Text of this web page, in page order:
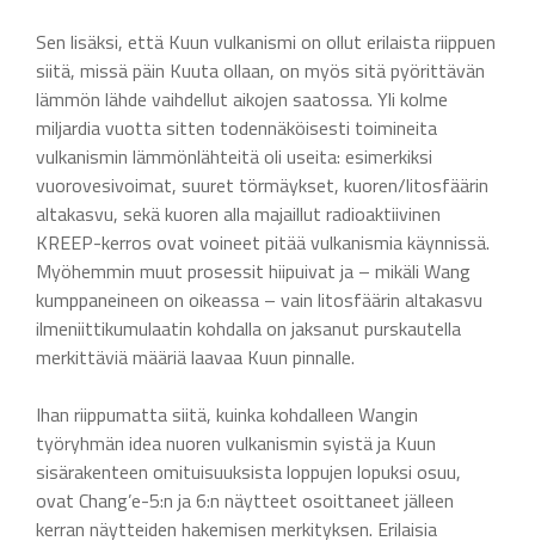
Sen lisäksi, että Kuun vulkanismi on ollut erilaista riippuen
siitä, missä päin Kuuta ollaan, on myös sitä pyörittävän
lämmön lähde vaihdellut aikojen saatossa. Yli kolme
miljardia vuotta sitten todennäköisesti toimineita
vulkanismin lämmönlähteitä oli useita: esimerkiksi
vuorovesivoimat, suuret törmäykset, kuoren/litosfäärin
altakasvu, sekä kuoren alla majaillut radioaktiivinen
KREEP-kerros ovat voineet pitää vulkanismia käynnissä.
Myöhemmin muut prosessit hiipuivat ja – mikäli Wang
kumppaneineen on oikeassa – vain litosfäärin altakasvu
ilmeniittikumulaatin kohdalla on jaksanut purskautella
merkittäviä määriä laavaa Kuun pinnalle.
Ihan riippumatta siitä, kuinka kohdalleen Wangin
työryhmän idea nuoren vulkanismin syistä ja Kuun
sisärakenteen omituisuuksista loppujen lopuksi osuu,
ovat Chang’e-5:n ja 6:n näytteet osoittaneet jälleen
kerran näytteiden hakemisen merkityksen. Erilaisia